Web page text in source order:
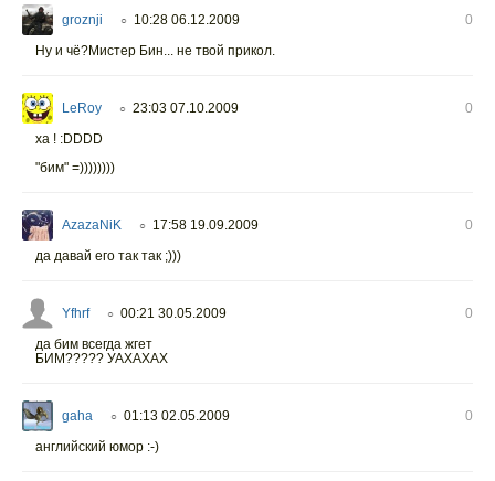
groznji ○ 10:28 06.12.2009
0
Ну и чё?Мистер Бин... не твой прикол.
LeRoy ○ 23:03 07.10.2009
0
ха ! :DDDD
"бим" =))))))))
AzazaNiK ○ 17:58 19.09.2009
0
да давай его так так ;)))
Yfhrf ○ 00:21 30.05.2009
0
да бим всегда жгет
БИМ????? УАХАХАХ
gaha ○ 01:13 02.05.2009
0
английский юмор :-)